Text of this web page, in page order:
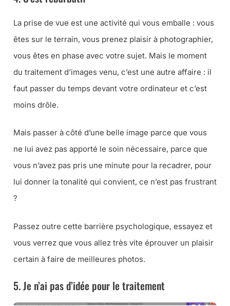
La prise de vue est une activité qui vous emballe : vous
êtes sur le terrain, vous prenez plaisir à photographier,
vous êtes en phase avec votre sujet. Mais le moment
du traitement d’images venu, c’est une autre affaire : il
faut passer du temps devant votre ordinateur et c’est
moins drôle.
Mais passer à côté d’une belle image parce que vous
ne lui avez pas apporté le soin nécessaire, parce que
vous n’avez pas pris une minute pour la recadrer, pour
lui donner la tonalité qui convient, ce n’est pas frustrant
?
Passez outre cette barrière psychologique, essayez et
vous verrez que vous allez très vite éprouver un plaisir
certain à faire de meilleures photos.
5. Je n’ai pas d’idée pour le traitement